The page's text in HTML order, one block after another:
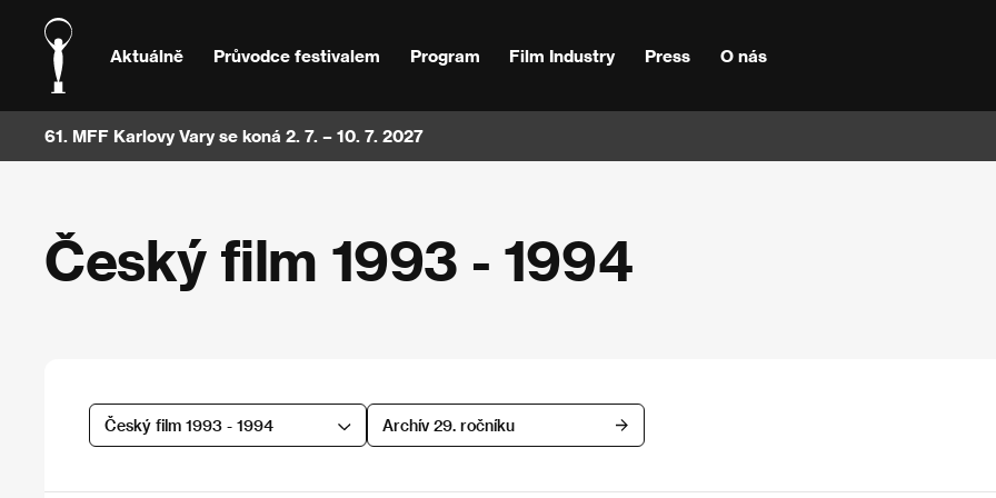
Aktuálně Průvodce festivalem Program Film Industry Press O nás
61. MFF Karlovy Vary se koná 2. 7. – 10. 7. 2027
Český film 1993 - 1994
Český film 1993 - 1994 Archív 29. ročníku